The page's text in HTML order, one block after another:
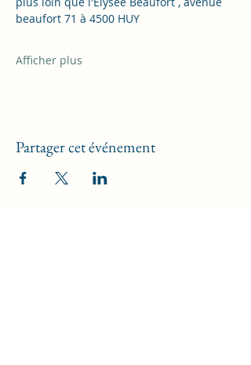
beaufort 71 à 4500 HUY
Afficher plus
Partager cet événement